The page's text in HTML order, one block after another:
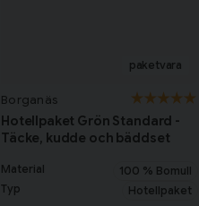
Borganäs
Hotellpaket Grön Standard -
Täcke, kudde och bäddset
Material
100 % Bomull
Typ
Hotellpaket